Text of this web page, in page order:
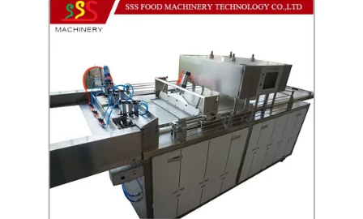
SITEMAP
PRIVACY
POLICY